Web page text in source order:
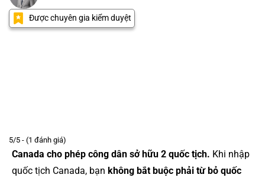
Được chuyên gia kiểm duyệt
5/5 - (1 đánh giá)
Canada cho phép công dân sở hữu 2 quốc tịch. Khi nhập
quốc tịch Canada, bạn không bắt buộc phải từ bỏ quốc